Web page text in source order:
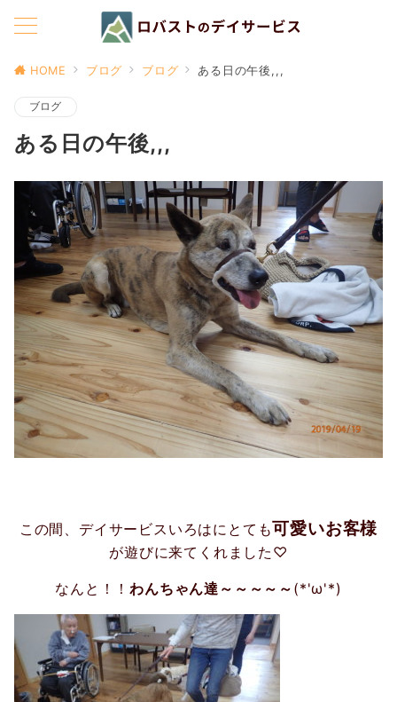
HOME ブログ ブログ ある日の午後,,,
ブログ
ある日の午後,,,
この間、デイサービスいろはにとても可愛いお客様
が遊びに来てくれました♡
なんと！！わんちゃん達～～～～～ (*'ω'*)